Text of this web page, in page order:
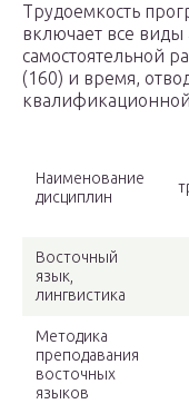
Трудоемкость
включает все
самостоятельной
(160) и время,
Наименование
дисциплин
Восточный
язык,
лингвистика
Методика
преподавания
восточных
языков